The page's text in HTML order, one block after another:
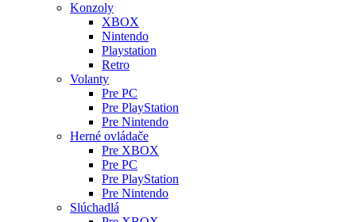
Konzoly
XBOX
Nintendo
Playstation
Retro
Volanty
Pre PC
Pre PlayStation
Pre Nintendo
Herné ovládače
Pre XBOX
Pre PC
Pre PlayStation
Pre Nintendo
Slúchadlá